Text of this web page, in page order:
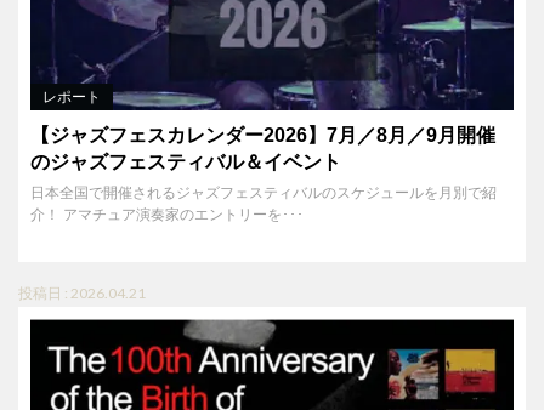
レポート
【ジャズフェスカレンダー2026】7月／8月／9月開催
のジャズフェスティバル＆イベント
日本全国で開催されるジャズフェスティバルのスケジュールを月別で紹
介！ アマチュア演奏家のエントリーを･･･
投稿日 : 2026.04.21